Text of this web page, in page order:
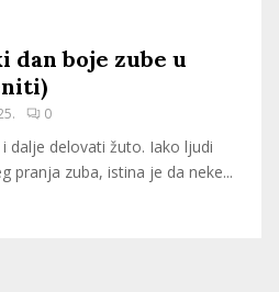
dan boje zube u
0
dalje delovati žuto. Iako ljudi
pranja zuba, istina je da neke...